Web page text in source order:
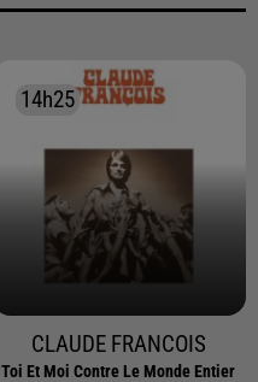
14h25
14h25
CLAUDE FRANCOIS
Toi Et Moi Contre Le Monde Entier